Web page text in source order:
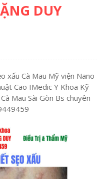
DUY
xấu Cà Mau Mỹ viện Nano
Cao IMedic Y Khoa Kỹ
Mau Sài Gòn Bs chuyên